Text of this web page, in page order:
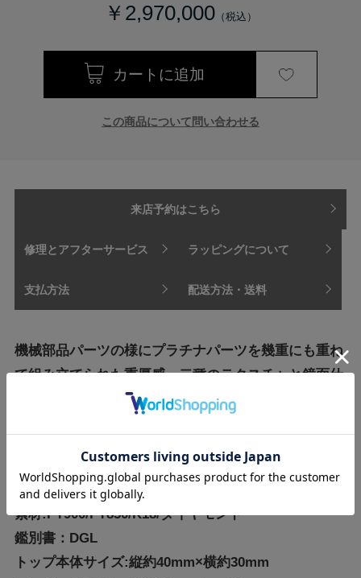
￥2,970,000
この商品について問い合わせる
来店予約はこちら
修理とアフターサービス ラッピングについて
支払方法 配送方法・送料
機械部品パーツの様にプラチナパーツを幾重にも重ね
て組み立てられた重厚感。二種のテクスチャと鏡面仕
上げのコントラストを楽しめるジェンダーレスな大人
【商品情報】
素材:PT900/PT850/K18/ダイヤモンド
鑑別書：DGL
トップ本体サイズ:縦約40mm×横約30mm